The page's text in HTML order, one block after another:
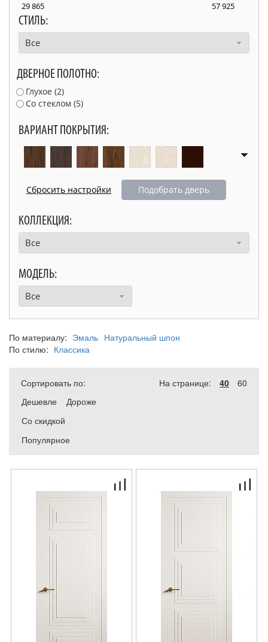
29 865 57 925
СТИЛЬ:
Все
ДВЕРНОЕ ПОЛОТНО:
Глухое (2)
Со стеклом (5)
ВАРИАНТ ПОКРЫТИЯ:
Подобрать дверь
КОЛЛЕКЦИЯ:
Все
МОДЕЛЬ:
Все
По материалу: Эмаль Натуральный шпон
По стилю: Классика
Сортировать по:
Дешевле
Дороже
Со скидкой
Популярное
На странице: 40 60